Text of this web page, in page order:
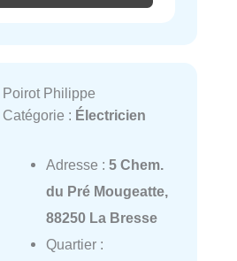
Poirot Philippe
Catégorie : Électricien
Adresse : 5 Chem.
du Pré Mougeatte,
88250 La Bresse
Quartier :